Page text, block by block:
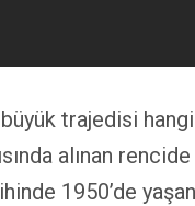
trajedisi
alınan
1950’de